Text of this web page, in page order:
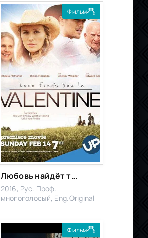
Фильм
Любовь найдёт тебя в Валентайне
2016, Рус. Проф.
многоголосый, Eng.Original
Фильм